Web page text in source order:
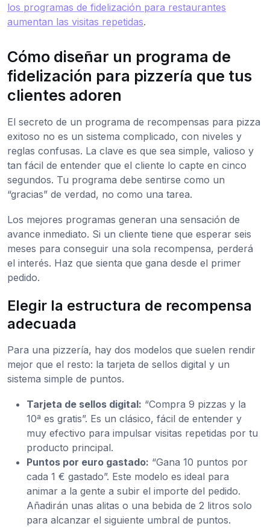
los programas de fidelización para restaurantes
aumentan las visitas repetidas.
Cómo diseñar un programa de
fidelización para pizzería que tus
clientes adoren
El secreto de un programa de recompensas para pizza
exitoso no es un sistema complicado, con niveles y
reglas confusas. La clave es que sea simple, valioso y
tan fácil de entender que el cliente lo capte en cinco
segundos. Tu programa debe sentirse como un
“gracias” de verdad, no como una tarea.
Los mejores programas generan una sensación de
avance inmediato. Si un cliente tiene que esperar seis
meses para conseguir una sola recompensa, perderá
el interés. Haz que sienta que gana desde el primer
pedido.
Elegir la estructura de recompensa
adecuada
Para una pizzería, hay dos modelos que suelen rendir
mejor que el resto: la tarjeta de sellos digital y un
sistema simple de puntos.
Tarjeta de sellos digital: “Compra 9 pizzas y la
10ª es gratis”. Es un clásico, fácil de entender y
muy efectivo para impulsar visitas repetidas por tu
producto principal.
Puntos por euro gastado: “Gana 10 puntos por
cada 1 € gastado”. Este modelo es ideal para
animar a la gente a subir el importe del pedido.
Añadirán unas alitas o una bebida de 2 litros solo
para alcanzar el siguiente umbral de puntos.